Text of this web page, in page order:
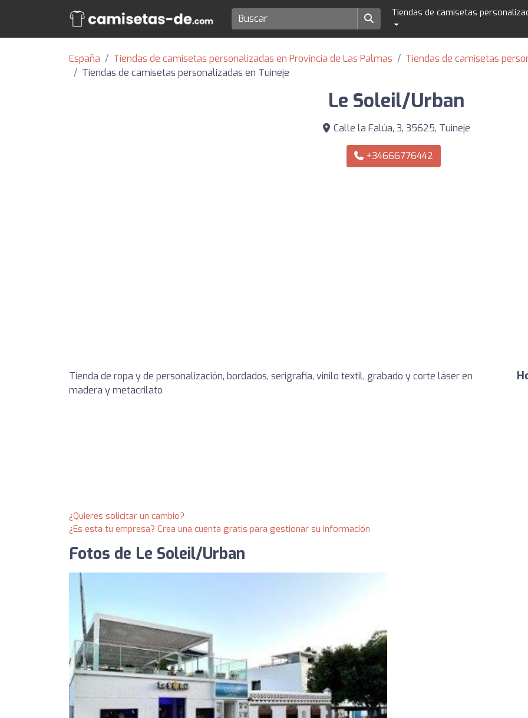
Tiendas de camisetas
España Tiendas de camisetas personalizadas en Provincia de Las Palmas
Tiendas de camisetas
Tiendas de camisetas personalizadas en Tuineje
Le Soleil/Urban
Calle la Falúa, 3, 35625, Tuineje
+34666776442
Tienda de ropa y de personalización, bordados, serigrafia, vinilo textil, grabado y corte láser en
madera y metacrilato
¿Quieres solicitar un cambio?
¿Es esta tu empresa? Crea una cuenta gratis para gestionar su información
Fotos de Le Soleil/Urban